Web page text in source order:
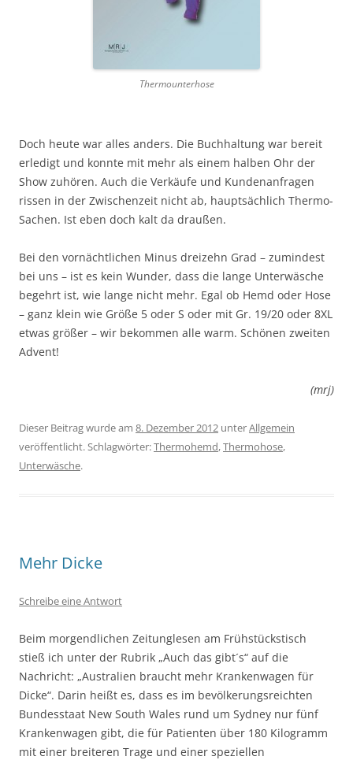
Thermounterhose
Doch heute war alles anders. Die Buchhaltung war bereit
erledigt und konnte mit mehr als einem halben Ohr der
Show zuhören. Auch die Verkäufe und Kundenanfragen
rissen in der Zwischenzeit nicht ab, hauptsächlich Thermo-
Sachen. Ist eben doch kalt da draußen.
Bei den vornächtlichen Minus dreizehn Grad – zumindest
bei uns – ist es kein Wunder, dass die lange Unterwäsche
begehrt ist, wie lange nicht mehr. Egal ob Hemd oder Hose
– ganz klein wie Größe 5 oder S oder mit Gr. 19/20 oder 8XL
etwas größer – wir bekommen alle warm. Schönen zweiten
Advent!
(mrj)
Dieser Beitrag wurde am 8. Dezember 2012 unterAllgemein
veröffentlicht. Schlagwörter:Thermohemd,Thermohose,
Unterwäsche.
Mehr Dicke
Schreibe eine Antwort
Beim morgendlichen Zeitunglesen am Frühstückstisch
stieß ich unter der Rubrik „Auch das gibt´s“ auf die
Nachricht: „Australien braucht mehr Krankenwagen für
Dicke“. Darin heißt es, dass es im bevölkerungsreichten
Bundesstaat New South Wales rund um Sydney nur fünf
Krankenwagen gibt, die für Patienten über 180 Kilogramm
mit einer breiteren Trage und einer speziellen